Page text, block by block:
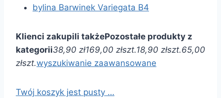
bylina Barwinek Variegata B4
Klienci zakupili takżePozostałe produkty z
kategorii38,90 zł169,00 złszt.18,90 złszt.65,00
złszt.wyszukiwanie zaawansowane
Twój koszyk jest pusty …